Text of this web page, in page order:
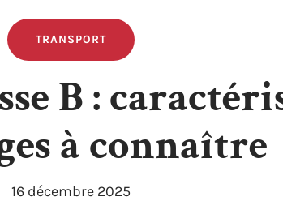
TRANSPORT
B :
à connaître
16 décembre 2025